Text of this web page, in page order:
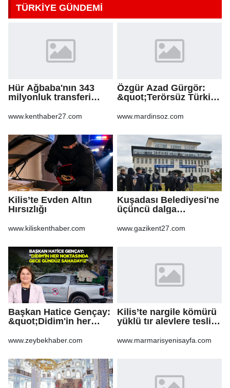
TÜRKİYE GÜNDEMİ
Hür Ağbaba'nın 343
milyonluk transferi
Ağbaba'ya milyonlar
www.kenthaber27.com
Özgür Azad Gürgör:
&quot;Terörsüz Türkiye
Turizmi İçin Yeni Bir
Başlangıcıdır&quot;
www.mardinsoz.com
Kilis’te Evden Altın
Hırsızlığı
www.kiliskenthaber.com
Kuşadası Belediyesi'ne
üçüncü dalga
www.gazikent27.com
Başkan Hatice Gençay:
&quot;Didim'in her
gündüz
www.zeybekhaber.com
Kilis’te nargile kömürü
yüklü tır alevlere teslim
www.marmarisyenisayfa.com